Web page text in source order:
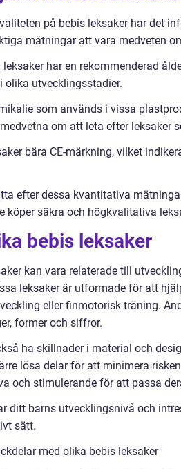
på bebis leksaker har det
mätningar att vara medveten
har en rekommenderad
olika utvecklingsstadier.
som används i vissa
om att leta efter leksaker
bära CE-märkning, vilket
efter dessa kvantitativa
köper säkra och högkvalitativa
bebis leksaker
kan vara relaterade till
leksaker är utformade för att
eller finmotorisk träning.
former och siffror.
ha skillnader i material och
lösa delar för att minimera
och stimulerande för att passa
ditt barns utvecklingsnivå och
sätt.
med olika bebis leksaker